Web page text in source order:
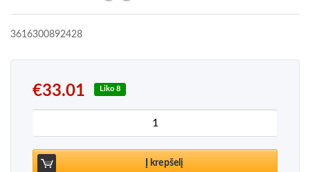
3616300892428
€33.01 Liko 8
produkto kiekis: Burberry Her London Dream
Į krepšelį